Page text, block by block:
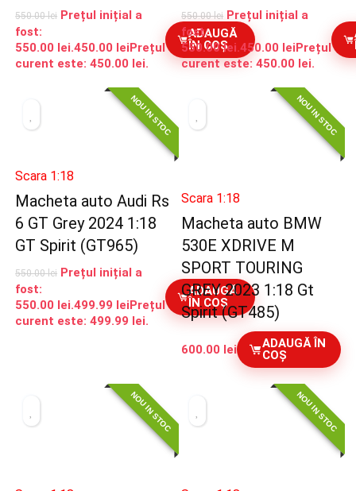
550.00lei Prețul inițial a
fost:
550.00 lei.450.00 leiPrețul
curent este: 450.00 lei.
ADAUGĂ
ÎN COȘ
550.00lei Prețul inițial a
fost:
550.00 lei.450.00 leiPrețul
curent este: 450.00 lei.
NOU IN STOC
Scara 1:18
Macheta auto Audi Rs
6 GT Grey 2024 1:18
GT Spirit (GT965)
550.00lei Prețul inițial a
fost:
550.00 lei.499.99 leiPrețul
curent este: 499.99 lei.
ADAUGĂ
ÎN COȘ
NOU IN STOC
Scara 1:18
Macheta auto BMW
530E XDRIVE M
SPORT TOURING
GREY 2023 1:18 Gt
Spirit (GT485)
600.00 lei
ADAUGĂ ÎN
COȘ
NOU IN STOC NOU IN STOC